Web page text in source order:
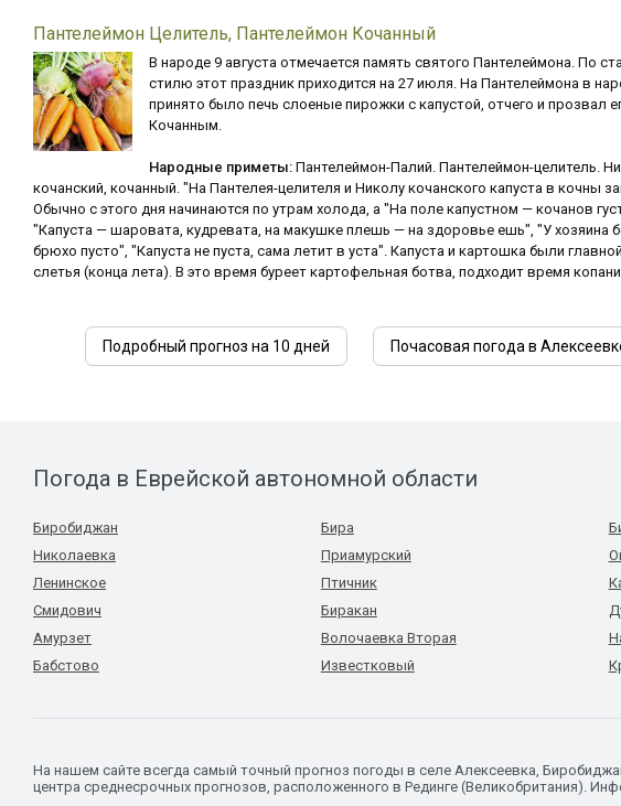
Пантелеймон Целитель, Пантелеймон Кочанный
В народе 9 августа отмечается память святого Пантелеймона. По
стилю этот праздник приходится на 27 июля. На Пантелеймона в
принято было печь слоеные пирожки с капустой, отчего и прозвал
Кочанным.
Народные приметы: Пантелеймон-Палий. Пантелеймон-целитель.
кочанский, кочанный. "На Пантелея-целителя и Николу кочанского капуста в кочны
Обычно с этого дня начинаются по утрам холода, а "На поле капустном — кочанов
"Капуста — шаровата, кудревата, на макушке плешь — на здоровье ешь", "У хозяина
брюхо пусто", "Капуста не пуста, сама летит в уста". Капуста и картошка были
слетья (конца лета). В это время буреет картофельная ботва, подходит время
Подробный прогноз на 10 дней Почасовая погода в
Погода в Еврейской автономной области
Биробиджан
Николаевка
Ленинское
Смидович
Амурзет
Бабстово
Бира
Приамурский
Птичник
Биракан
Волочаевка Вторая
Известковый
На нашем сайте всегда самый точный прогноз погоды в селе Алексеевка,
центра среднесрочных прогнозов, расположенного в Рединге (Великобритания).